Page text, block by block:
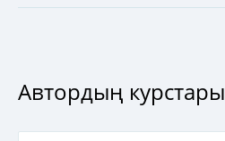
Автордың курстары